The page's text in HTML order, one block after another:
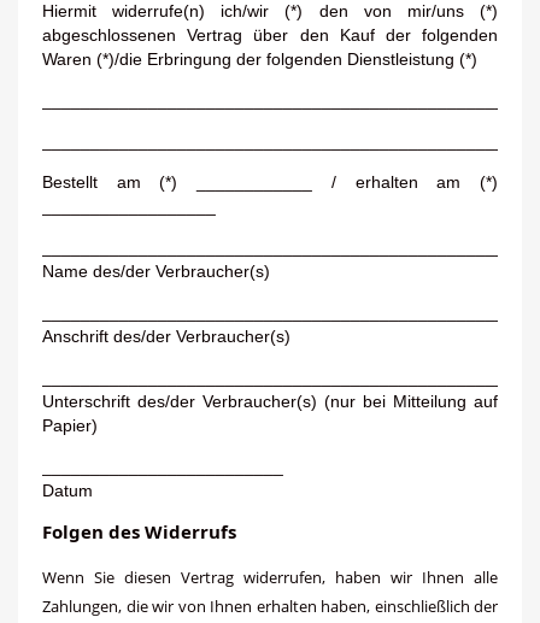
Hiermit widerrufe(n) ich/wir (*) den von mir/uns (*)
abgeschlossenen Vertrag über den Kauf der folgenden
Waren (*)/die Erbringung der folgenden Dienstleistung (*)
Bestellt am (*) ____________ / erhalten am (*)
Name des/der Verbraucher(s)
Anschrift des/der Verbraucher(s)
Unterschrift des/der Verbraucher(s) (nur bei Mitteilung auf
Papier)
Datum
Folgen des Widerrufs
Wenn Sie diesen Vertrag widerrufen, haben wir Ihnen alle
Zahlungen, die wir von Ihnen erhalten haben, einschließlich der